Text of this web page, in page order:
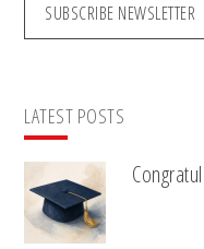
SUBSCRIBE NEWSLETTER
LATEST POSTS